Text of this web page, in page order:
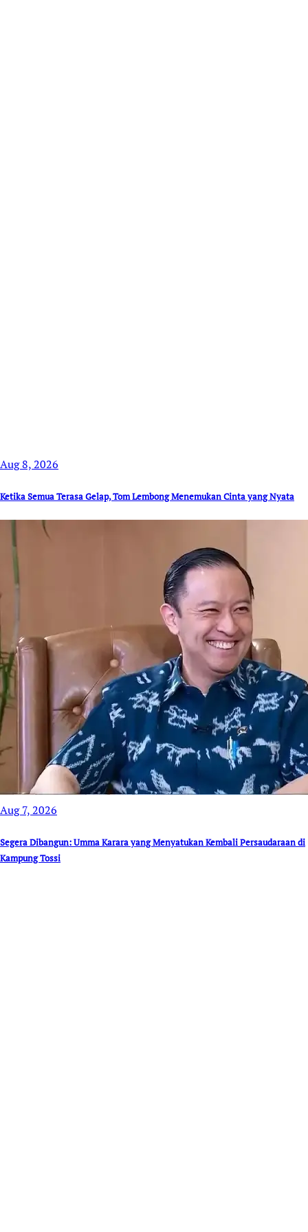
Aug 8, 2026
Ketika Semua Terasa Gelap, Tom Lembong Menemukan Cinta yang Nyata
Aug 7, 2026
Segera Dibangun: Umma Karara yang Menyatukan Kembali Persaudaraan di
Kampung Tossi